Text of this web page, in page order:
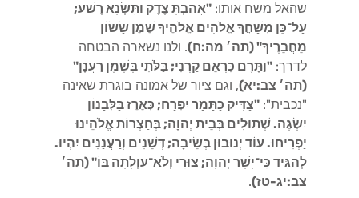
שהאל משח אותו: "אָהַבְתָּ צֶּדֶק וַתִּשְׂנָא רֶשַׁע;
עַל־כֵּן מְשָׁחֲךָ אֱלֹהִים אֱלֹהֶיךָ שֶׁמֶן שָׂשׂוֹן
מֵחֲבֵרֶיךָ" (תה׳ מה:ח). ולנו נשארה הבטחה
לדרך: "וַתָּרֶם כִּרְאֵם קַרְנִי; בַּלֹּתִי בְּשֶׁמֶן רַעֲנָן"
(תה׳ צב:יא), וגם ציור של אמונה בוגרת שאינה
"נכבית": "צַדִּיק כַּתָּמָר יִפְרָח; כְּאֶרֶז בַּלְּבָנוֹן
יִשְׂגֶּה. שְׁתוּלִים בְּבֵית יְהוָה; בְּחַצְרוֹת אֱלֹהֵינוּ
יַפְרִיחוּ. עוֹד יְנוּבוּן בְּשֵׂיבָה; דְּשֵׁנִים וְרַעֲנַנִּים יִהְיוּ.
לְהַגִּיד כִּי־יָשָׁר יְהוָה; צוּרִי וְלֹא־עַוְלָתָה בּוֹ" (תה׳
צב:יג-טז).